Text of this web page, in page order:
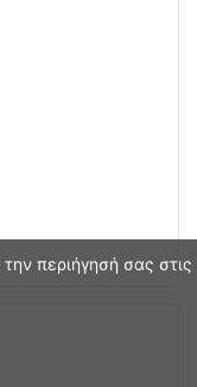
περιήγησή σας στις